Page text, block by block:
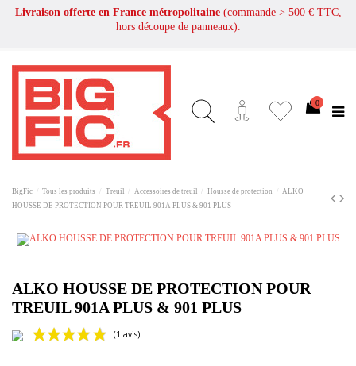
Livraison offerte en France métropolitaine (commande > 500 € TTC,
hors découpe de panneaux).
0
BigFic Tous les produits Treuil Accessoires de treuil Housse de protection
ALKO
HOUSSE DE PROTECTION POUR TREUIL 901A PLUS & 901 PLUS
ALKO HOUSSE DE PROTECTION POUR
TREUIL 901A PLUS & 901 PLUS